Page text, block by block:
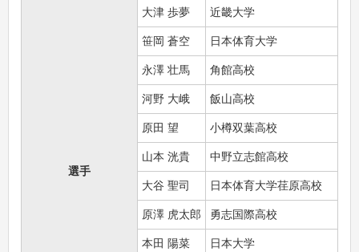
選手
大津 歩夢 近畿大学
笹岡 蒼空 日本体育大学
永澤 壮馬 角館高校
河野 大峨 飯山高校
原田 望 小樽双葉高校
山本 洸貴 中野立志館高校
大谷 聖司 日本体育大学荏原高校
原澤 虎太郎 勇志国際高校
本田 陽菜 日本大学